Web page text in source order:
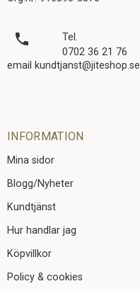
local_phone
Tel.
0702 36 21 76
email kundtjanst@jiteshop.se
INFORMATION
Mina sidor
Blogg/Nyheter
Kundtjänst
Hur handlar jag
Köpvillkor
Policy & cookies